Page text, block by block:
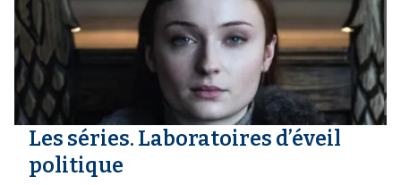
Les séries. Laboratoires d’éveil
politique